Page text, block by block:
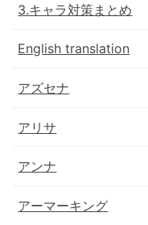
3.キャラ対策まとめ
English translation
アズセナ
アリサ
アンナ
アーマーキング